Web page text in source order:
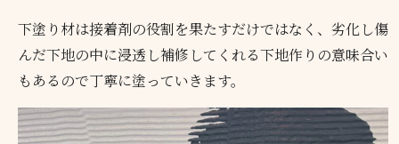
下塗り材は接着剤の役割を果たすだけではなく、劣化し傷
んだ下地の中に浸透し補修してくれる下地作りの意味合い
もあるので丁寧に塗っていきます。